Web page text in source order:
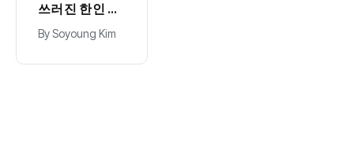
쓰러진 한인 여
성, 호프스트라
대 상대 소송
BySoyoung Kim